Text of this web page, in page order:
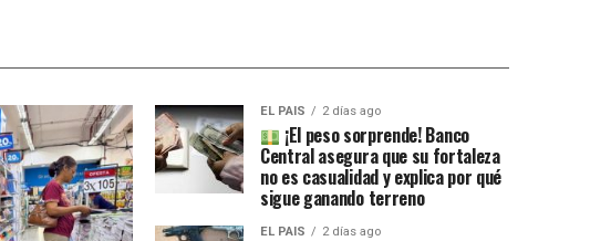
EL PAIS 2 días ago
¡El peso sorprende! Banco
Central asegura que su fortaleza
no es casualidad y explica por qué
sigue ganando terreno
EL PAIS 2 días ago